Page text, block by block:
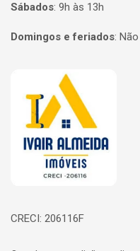
Sábados: 9h às 13h
Domingos e feriados:
Página inicial
CRECI: 206116F